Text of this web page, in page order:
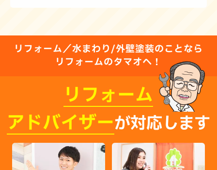
リフォーム／水まわり/外壁塗装のことなら
リフォームのタマオへ！
リフォーム
アドバイザーが対応します